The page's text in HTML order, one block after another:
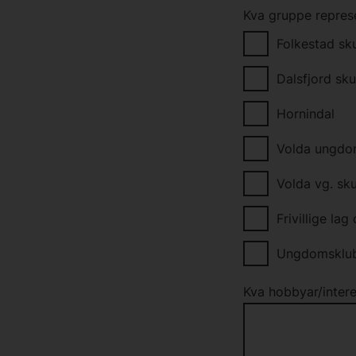
utfyllinga for
dei blir sletta.
ikkje vere
Dersom du
søknaden
Kva gruppe
Folkestad
Dalsfjord
Hornindal
Volda
Volda vg.
Frivillige lag
Kva hobbyar/